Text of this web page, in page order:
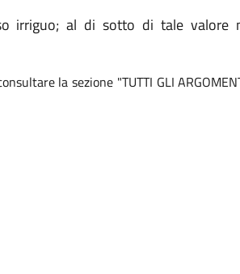
irriguo; al di sotto di tale valore
la sezione "TUTTI GLI